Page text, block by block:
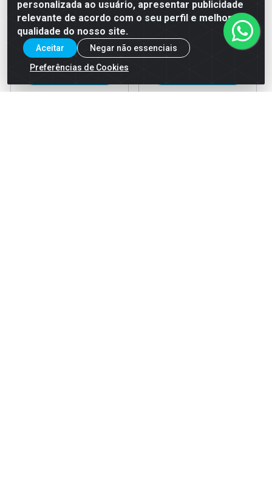
EAN: 7908912601564
Faça seu login ou
cadastre-se para
ver preços e
EAN: 7908912601588
Faça seu login ou
cadastre-se para
personalizada ao usuário, apresentar publicidade
relevante de acordo com o seu perfil e melhorar a
qualidade do nosso site.
Aceitar
Negar não essenciais
Preferências de Cookies